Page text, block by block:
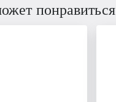
понравиться